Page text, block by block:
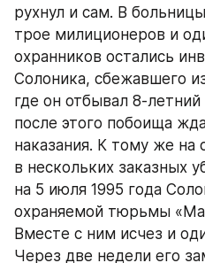
рухнул и сам. В
трое милиционеров и
охранников остались
Солоника, сбежавшего
где он отбывал 8-
после этого побоища
наказания. К тому же на
в нескольких заказных
на 5 июля 1995 года
охраняемой тюрьмы
Вместе с ним исчез и
Через две недели его